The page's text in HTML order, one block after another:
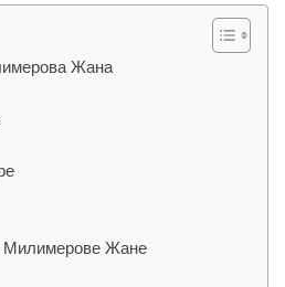
Жана
Милимерове Жане